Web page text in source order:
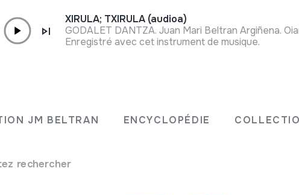
JM BELTRAN ENCYCLOPÉDIE
rechercher
XIRULA; TXIRULA (audioa)
GODALET DANTZA. Juan Mari Beltran Argiñena.
Enregistré avec cet instrument de musique.